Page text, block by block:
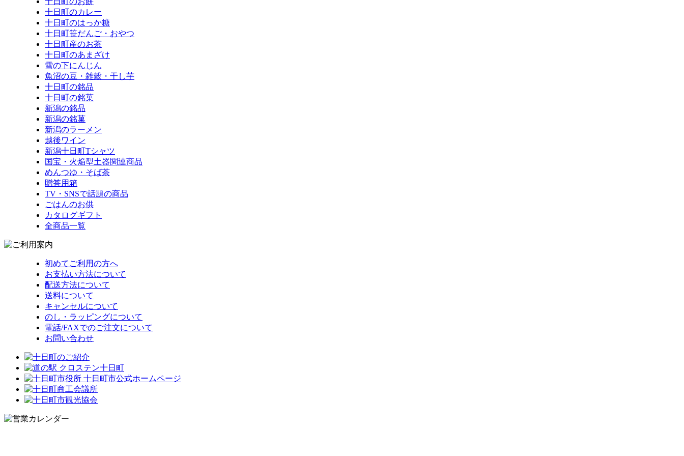
十日町のカレー
十日町のはっか糖
十日町笹だんご・おやつ
十日町産のお茶
十日町のあまざけ
雪の下にんじん
魚沼の豆・雑穀・干し芋
十日町の銘品
十日町の銘菓
新潟の銘品
新潟の銘菓
新潟のラーメン
越後ワイン
新潟十日町Tシャツ
国宝・火焔型土器関連商品
めんつゆ・そば茶
贈答用箱
TV・SNSで話題の商品
ごはんのお供
カタログギフト
全商品一覧
初めてご利用の方へ
お支払い方法について
配送方法について
送料について
キャンセルについて
のし・ラッピングについて
電話/FAXでのご注文について
お問い合わせ